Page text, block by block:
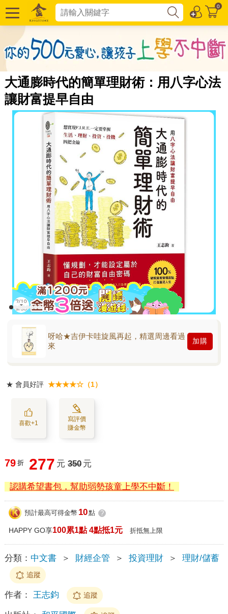
0
大通膨時代的簡單理財術：用八字心法
讓財富提早自由
呀哈★吉伊卡哇旋風再起，精選周邊看過
來
加購
★ 會員好評 ★★★★☆（1）
喜歡+1
寫評價
賺金幣
79 折 277 元 350 元
認購希望書包，幫助弱勢孩童上學不中斷！
預計最高可得金幣 10點 ?
HAPPY GO享100累1點 4點抵1元 折抵無上限
分類： 中文書 ＞ 財經企管 ＞ 投資理財 ＞ 理財/儲蓄
追蹤
作者： 王志鈞 追蹤